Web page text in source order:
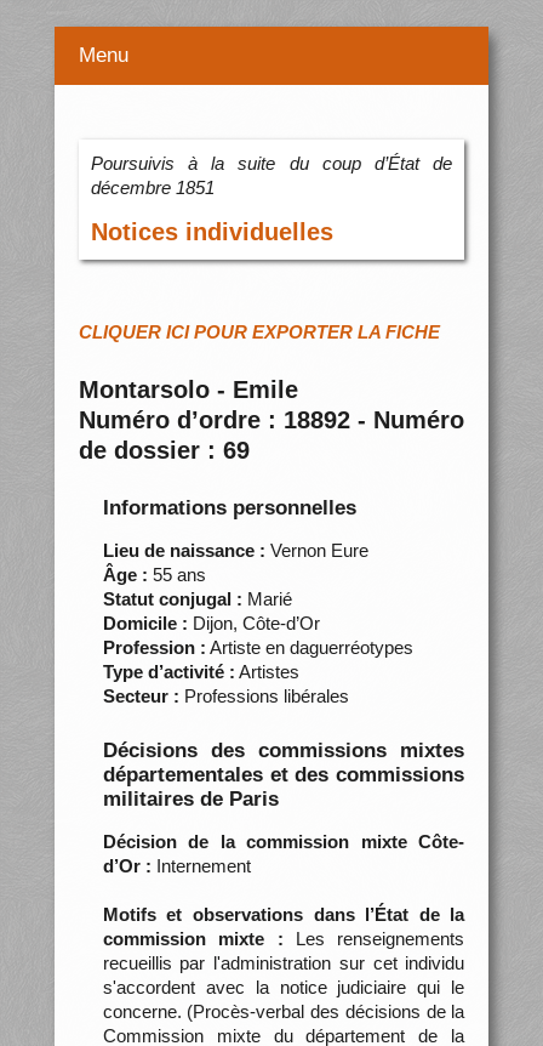
Menu
Poursuivis à la suite du coup d’État de
décembre 1851
Notices individuelles
CLIQUER ICI POUR EXPORTER LA FICHE
Montarsolo - Emile
Numéro d’ordre : 18892 - Numéro
de dossier : 69
Informations personnelles
Lieu de naissance : Vernon Eure
Âge : 55 ans
Statut conjugal : Marié
Domicile : Dijon, Côte-d’Or
Profession : Artiste en daguerréotypes
Type d’activité : Artistes
Secteur : Professions libérales
Décisions des commissions mixtes
départementales et des commissions
militaires de Paris
Décision de la commission mixte Côte-
d’Or : Internement
Motifs et observations dans l’État de la
commission mixte : Les renseignements
recueillis par l'administration sur cet individu
s'accordent avec la notice judiciaire qui le
concerne. (Procès-verbal des décisions de la
Commission mixte du département de la